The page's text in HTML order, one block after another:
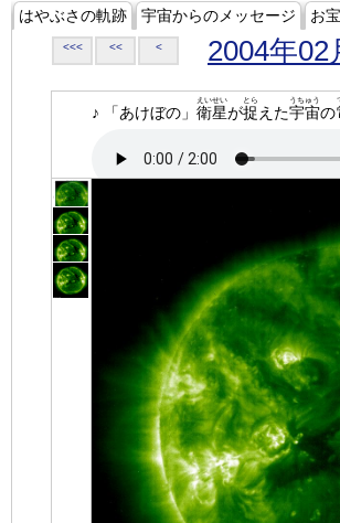
はやぶさの軌跡 宇宙からのメッセージ お
<<< << < 2004年02
♪ 「あけぼの」 衛星
えいせい
が捉
とら
えた宇宙
うちゅう
の